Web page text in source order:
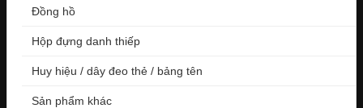
Đồng hồ
Hộp đựng danh thiếp
Huy hiệu / dây đeo thẻ / bảng tên
Sản phẩm khác